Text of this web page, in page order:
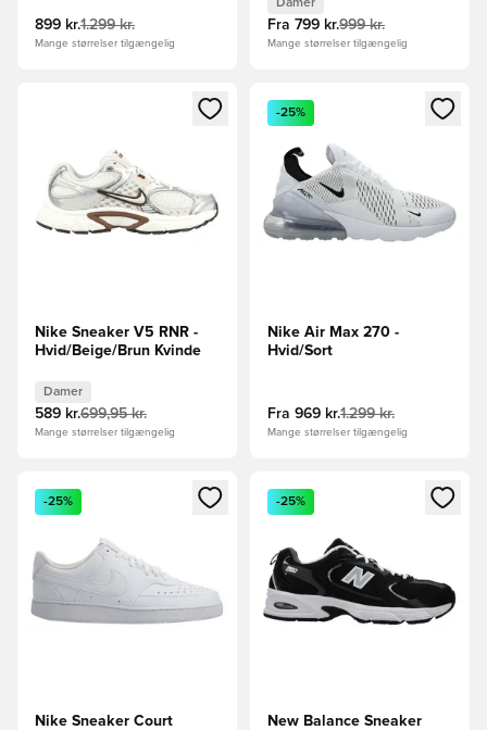
899 kr.1.299 kr.
Mange størrelser tilgængelig
Damer
Fra 799 kr.999 kr.
Mange størrelser tilgængelig
Åbner en Modal til at logge ind eller tilmelde dig som
Nike Sneaker V5 RNR -
Hvid/Beige/Brun Kvinde
Damer
589 kr.699,95 kr.
Mange størrelser tilgængelig
Åbner en Modal til at logge
-25%
Nike Air Max 270 -
Hvid/Sort
Fra 969 kr.1.299 kr.
Mange størrelser tilgængelig
Åbner en Modal til at logge ind eller tilmelde dig som
-25%
Nike Sneaker Court
Åbner en Modal til at logge
-25%
New Balance Sneaker